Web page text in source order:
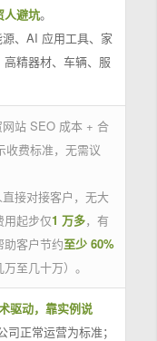
人避坑。
、AI 应用工具、家
精器材、车辆、服
站 SEO 成本 + 合
收费标准，无需议
接对接客户，无大
用起步仅1 万多，有
客户节约至少 60%
至几十万）。
驱动，靠实例说
正常运营为标准；